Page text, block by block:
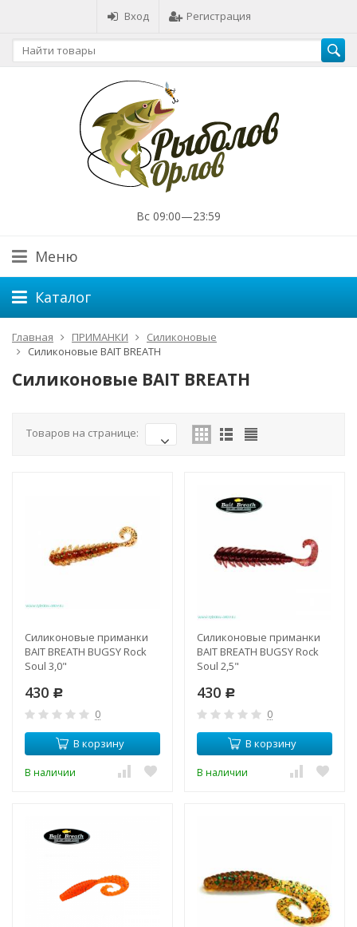
Вход Регистрация
Вс 09:00—23:59
Меню
Каталог
Главная ПРИМАНКИ
Силиконовые
Силиконовые BAIT BREATH
Силиконовые BAIT BREATH
Товаров на странице:
Силиконовые приманки
BAIT BREATH BUGSY Rock
Soul 3,0"
430 Р
0
В корзину
В наличии
Силиконовые приманки
BAIT BREATH BUGSY Rock
Soul 2,5"
430 Р
0
В корзину
В наличии